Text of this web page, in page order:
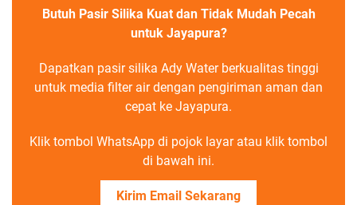
Butuh Pasir Silika Kuat dan Tidak Mudah Pecah
untuk Jayapura?
Dapatkan pasir silika Ady Water berkualitas tinggi
untuk media filter air dengan pengiriman aman dan
cepat ke Jayapura.
Klik tombol WhatsApp di pojok layar atau klik tombol
di bawah ini.
Kirim Email Sekarang